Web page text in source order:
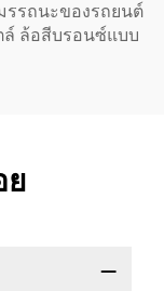
รรถนะของรถยนต์
ล์ ล้อสีบรอนซ์แบบ
ย